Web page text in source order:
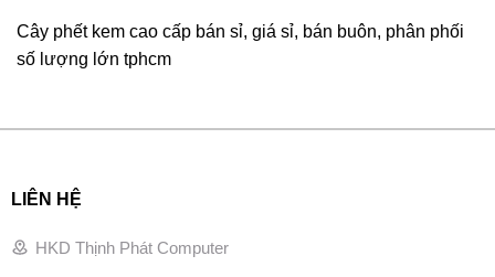
Cây phết kem cao cấp bán sỉ, giá sỉ, bán buôn, phân phối
số lượng lớn tphcm
LIÊN HỆ
HKD Thịnh Phát Computer